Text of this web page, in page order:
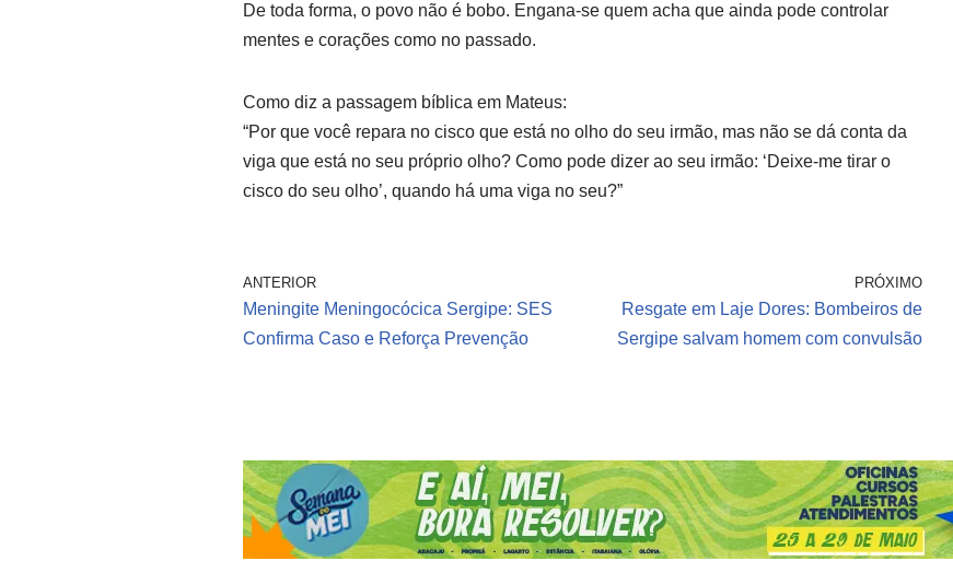
De toda forma, o povo não é bobo. Engana-se quem acha que ainda pode controlar
mentes e corações como no passado.
Como diz a passagem bíblica em Mateus:
“Por que você repara no cisco que está no olho do seu irmão, mas não se dá conta da
viga que está no seu próprio olho? Como pode dizer ao seu irmão: ‘Deixe-me tirar o
cisco do seu olho’, quando há uma viga no seu?”
ANTERIOR
Meningite Meningocócica Sergipe: SES
Confirma Caso e Reforça Prevenção
PRÓXIMO
Resgate em Laje Dores: Bombeiros de
Sergipe salvam homem com convulsão